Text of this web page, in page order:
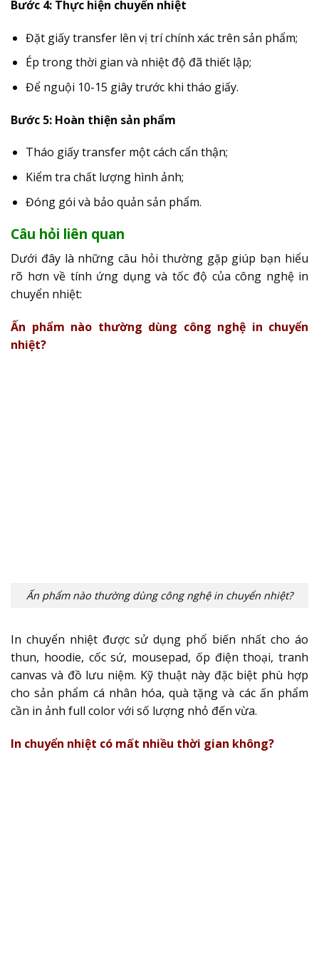
Bước 4: Thực hiện chuyển nhiệt
Đặt giấy transfer lên vị trí chính xác trên sản phẩm;
Ép trong thời gian và nhiệt độ đã thiết lập;
Để nguội 10-15 giây trước khi tháo giấy.
Bước 5: Hoàn thiện sản phẩm
Tháo giấy transfer một cách cẩn thận;
Kiểm tra chất lượng hình ảnh;
Đóng gói và bảo quản sản phẩm.
Câu hỏi liên quan
Dưới đây là những câu hỏi thường gặp giúp bạn hiểu
rõ hơn về tính ứng dụng và tốc độ của công nghệ in
chuyển nhiệt:
Ấn phẩm nào thường dùng công nghệ in chuyển
nhiệt?
Ấn phẩm nào thường dùng công nghệ in chuyển nhiệt?
In chuyển nhiệt được sử dụng phổ biến nhất cho áo
thun, hoodie, cốc sứ, mousepad, ốp điện thoại, tranh
canvas và đồ lưu niệm. Kỹ thuật này đặc biệt phù hợp
cho sản phẩm cá nhân hóa, quà tặng và các ấn phẩm
cần in ảnh full color với số lượng nhỏ đến vừa.
In chuyển nhiệt có mất nhiều thời gian không?